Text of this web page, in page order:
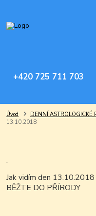
+420 725 711 703
Úvod DENNÍ ASTROLOGICKÉ
13.10.2018
.
Jak vidím den
BĚŽTE DO PŘÍRODY